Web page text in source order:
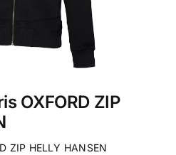
OXFORD ZIP
ZIP HELLY HANSEN